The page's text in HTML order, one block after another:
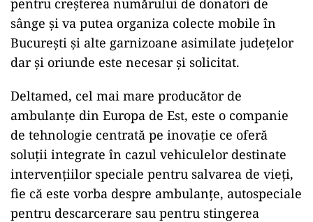
pentru creșterea numărului de donatori de
sânge și va putea organiza colecte mobile în
București și alte garnizoane asimilate județelor
dar și oriunde este necesar și solicitat.
Deltamed, cel mai mare producător de
ambulanțe din Europa de Est, este o companie
de tehnologie centrată pe inovație ce oferă
soluții integrate în cazul vehiculelor destinate
intervențiilor speciale pentru salvarea de vieți,
fie că este vorba despre ambulanțe, autospeciale
pentru descarcerare sau pentru stingerea